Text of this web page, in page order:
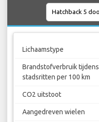
Lichaamstype
Brandstofverbruik tijdens
stadsritten per 100 km
CO2 uitstoot
Aangedreven wielen